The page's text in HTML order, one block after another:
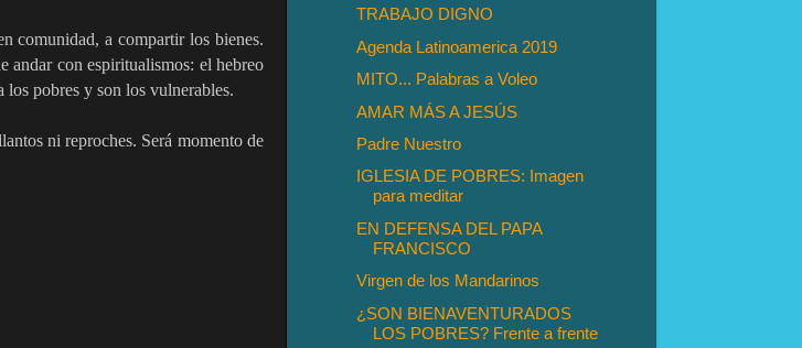
comunidad, a compartir los bienes.
andar con espiritualismos: el hebreo
los pobres y son los vulnerables.
ni reproches. Será momento de
TRABAJO DIGNO
Agenda Latinoamerica 2019
MITO... Palabras a Voleo
AMAR MÁS A JESÚS
Padre Nuestro
IGLESIA DE POBRES: Imagen
para meditar
EN DEFENSA DEL PAPA
FRANCISCO
Virgen de los Mandarinos
¿SON BIENAVENTURADOS
LOS POBRES? Frente a frente